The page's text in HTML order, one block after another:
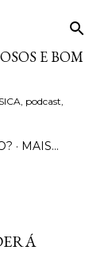
E BOM
podcast,
MAIS…